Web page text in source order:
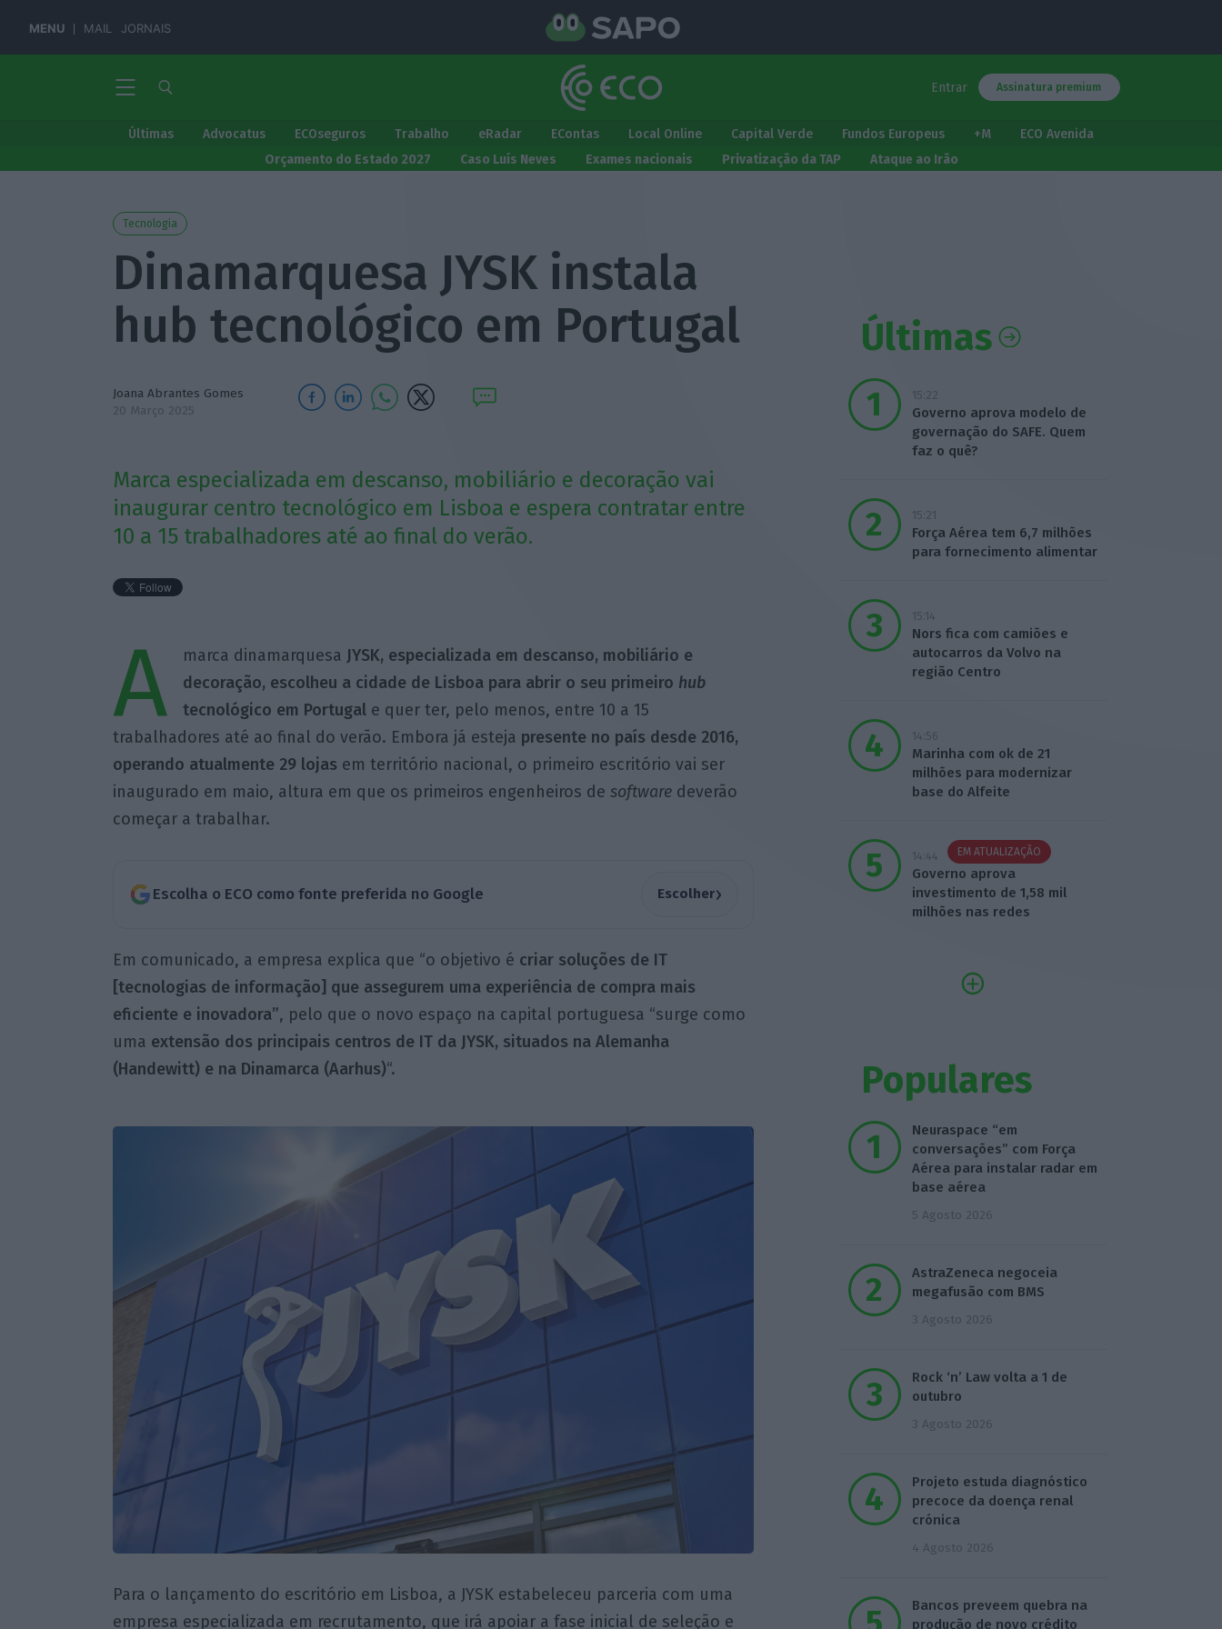
MENU MAIL JORNAIS
Entrar Assinatura premium
Últimas Advocatus ECOseguros Trabalho eRadar EContas Local Online Capital Verde Fundos Europeus +M
ECO Avenida
Orçamento do Estado 2027
Caso Luís Neves Exames nacionais Privatização da TAP Ataque ao Irão
Tecnologia
Dinamarquesa JYSK instala
hub tecnológico em Portugal
Joana Abrantes Gomes
20 Março 2025
Marca especializada em descanso, mobiliário e decoração vai
inaugurar centro tecnológico em Lisboa e espera contratar entre
10 a 15 trabalhadores até ao final do verão.
A marca dinamarquesa JYSK, especializada em descanso, mobiliário e
decoração, escolheu a cidade de Lisboa para abrir o seu primeiro hub
tecnológico em Portugale quer ter, pelo menos, entre 10 a 15
trabalhadores até ao final do verão. Embora já esteja presente no país desde 2016,
operando atualmente 29 lojas em território nacional, o primeiro escritório vai ser
inaugurado em maio, altura em que os primeiros engenheiros de softwaredeverão
começar a trabalhar.
Escolha o ECO como fonte preferida no Google Escolher›
Em comunicado, a empresa explica que “o objetivo é criar soluções de IT
[tecnologias de informação] que assegurem uma experiência de compra mais
eficiente e inovadora”, pelo que o novo espaço na capital portuguesa “surge como
uma extensão dos principais centros de IT da JYSK, situados na Alemanha
(Handewitt) e na Dinamarca (Aarhus)“.
Para o lançamento do escritório em Lisboa, a JYSK estabeleceu parceria com uma
empresa especializada em recrutamento, que irá apoiar a fase inicial de seleção e
Últimas
15:22
Governo aprova modelo de
governação do SAFE. Quem
faz o quê?
15:21
Força Aérea tem 6,7 milhões
para fornecimento alimentar
15:14
Nors fica com camiões e
autocarros da Volvo na
região Centro
14:56
Marinha com ok de 21
milhões para modernizar
base do Alfeite
14:44 EM ATUALIZAÇÃO
Governo aprova
investimento de 1,58 mil
milhões nas redes
Populares
Neuraspace “em
conversações” com Força
Aérea para instalar radar em
base aérea
5 Agosto 2026
AstraZeneca negoceia
megafusão com BMS
3 Agosto 2026
Rock ‘n’ Law volta a 1 de
outubro
3 Agosto 2026
Projeto estuda diagnóstico
precoce da doença renal
crónica
4 Agosto 2026
Bancos preveem quebra na
produção de novo crédito